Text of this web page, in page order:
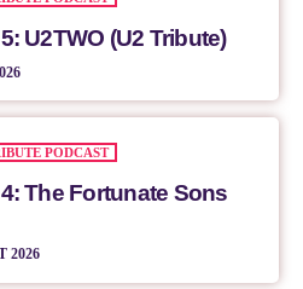
U2TWO (U2 Tribute)
PODCAST
The Fortunate Sons
2026